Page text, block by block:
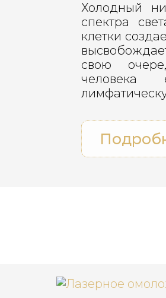
Холодный
спектра
клетки
свою
человека